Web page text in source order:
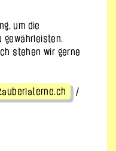
um die
gewährleisten.
stehen wir gerne
/